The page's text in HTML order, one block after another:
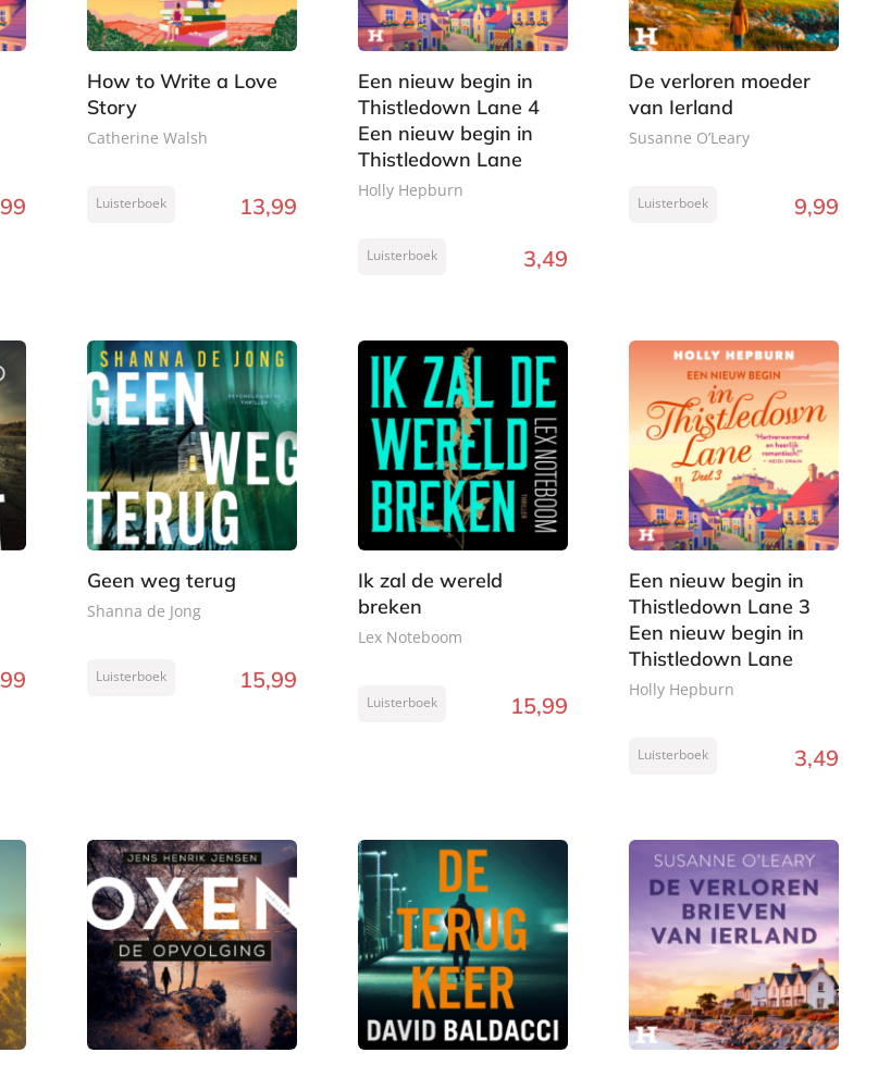
99
How to Write a Love
Story
Catherine Walsh
13,99
Luisterboek
Een nieuw begin in
Thistledown Lane 4
Een nieuw begin in
Thistledown Lane
Holly Hepburn
3,49
Luisterboek
De verloren moeder
van Ierland
Susanne O’Leary
9,99
Luisterboek
99
Geen weg terug
Shanna de Jong
15,99
Luisterboek
Ik zal de wereld
breken
Lex Noteboom
15,99
Luisterboek
Een nieuw begin in
Thistledown Lane 3
Een nieuw begin in
Thistledown Lane
Holly Hepburn
3,49
Luisterboek